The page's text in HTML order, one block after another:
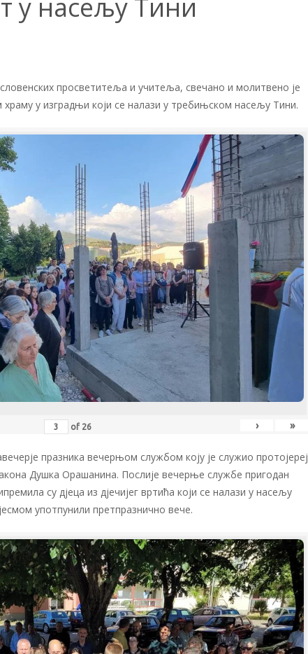
у насељу Тини
просветитеља и учитеља, свечано и молитвено је
у изградњи који се налази у требињском насељу Тини.
of 26 › »
празника вечерњом службом коју је служио протојереј
Душка Орашанина. Послије вечерње службе пригодан
су дјеца из дјечијег вртића који се налази у насељу
употпунили претпразнично вече.